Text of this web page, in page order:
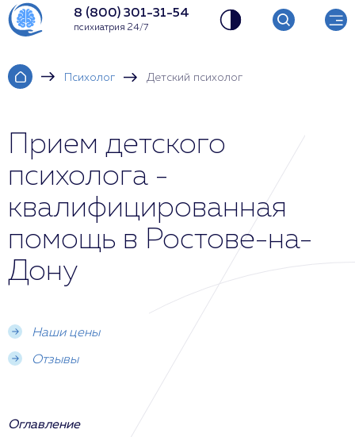
8 (800) 301-31-54
психиатрия 24/7
Психолог Детский психолог
Прием детского
психолога -
квалифицированная
помощь в Ростове-на-
Дону
Наши цены
Отзывы
Оглавление